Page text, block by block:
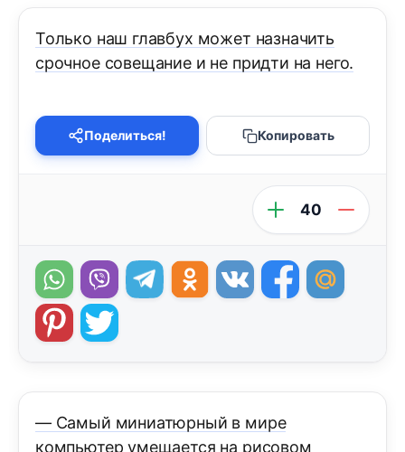
Только наш главбух может назначить
срочное совещание и не придти на него.
Поделиться! Копировать
40
— Самый миниатюрный в мире
компьютер умещается на рисовом